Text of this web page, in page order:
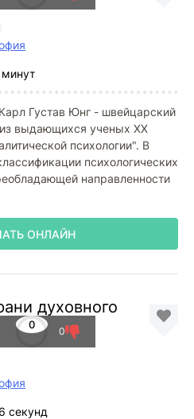
Карл Густав Юнг - швейцарский
выдающихся ученых XX
психологии". В
психологических
направленности
ОНЛАЙН
духовного
0
0
секунд